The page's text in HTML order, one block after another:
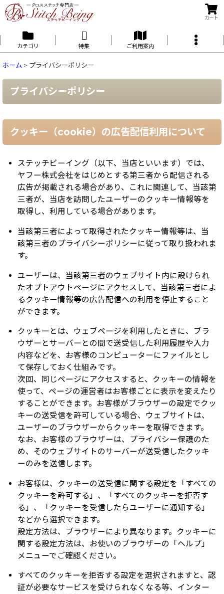
カート
カテゴリ 特集 ご利用案内
ホーム > プライバシーポリシー
プライバシーポリシー
クッキー（cookie）の広告配信利用について
ステッチビーイング（以下、当店といいます）では、
ヤフー株式会社をはじめとする第三者から配信される
広告が掲載される場合があり、これに関連して、当該第
三者が、当店を訪問したユーザーのクッキー情報等を
取得し、利用している場合があります。
当該第三者によって取得されたクッキー情報等は、当
該第三者のプライバシーポリシーに従って取り扱われま
す。
ユーザーは、当該第三者のウェブサイト内に設けられ
たオプトアウトページにアクセスして、当該第三者によ
るクッキー情報等の広告配信への利用を停止すること
ができます。
クッキーとは、ウェブページを利用したときに、ブラ
ウザーとサーバーとの間で送受信した利用履歴や入力
内容などを、お客様のコンピューターにファイルとし
て保存しておく仕組みです。
次回、同じページにアクセスすると、クッキーの情報を
使って、ページの運営者はお客様ごとに表示を変えたり
することができます。お客様がブラウザーの設定でクッ
キーの送受信を許可している場合、ウェブサイトは、
ユーザーのブラウザーからクッキーを取得できます。
なお、お客様のブラウザーは、プライバシー保護のた
め、そのウェブサイトのサーバーが送受信したクッキ
ーのみを送信します。
お客様は、クッキーの送受信に関する設定を「すべての
クッキーを許可する」、「すべてのクッキーを拒否す
る」、「クッキーを受信したらユーザーに通知する」
などから選択できます。
設定方法は、ブラウザーにより異なります。クッキーに
関する設定方法は、お使いのブラウザーの「ヘルプ」
メニューでご確認ください。
すべてのクッキーを拒否する設定を選択されますと、認
証が必要なサービスを受けられなくなる等、インター